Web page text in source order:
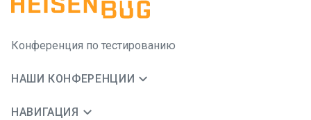
Конференция по тестированию
НАШИ КОНФЕРЕНЦИИ
НАВИГАЦИЯ